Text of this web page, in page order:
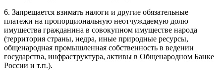
6. Запрещается взимать налоги и другие обязательные
платежи на пропорциональную неотчуждаемую долю
имущества гражданина в совокупном имуществе народа
(территория страны, недра, иные природные ресурсы,
общенародная промышленная собственность в ведении
государства, инфраструктура, активы в Общенародном Банке
России и т.п.).